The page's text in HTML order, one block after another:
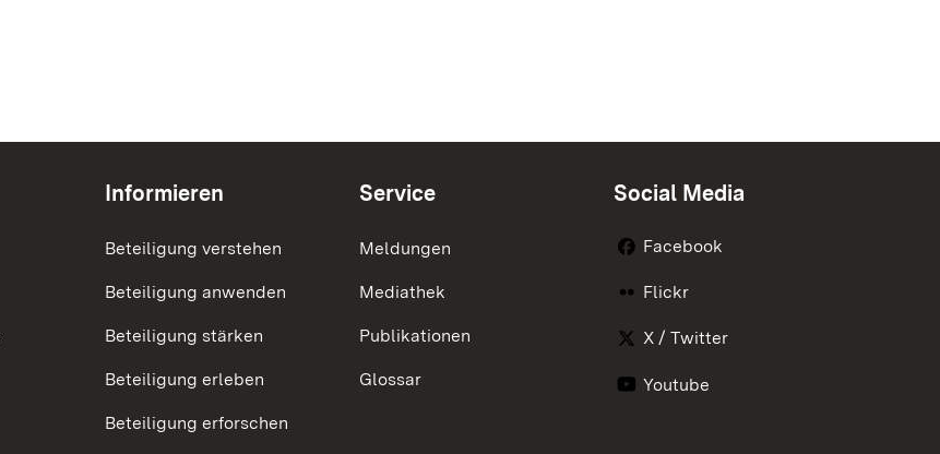
Informieren
Beteiligung verstehen
Beteiligung anwenden
Beteiligung stärken
Beteiligung erleben
Beteiligung erforschen
Service
Meldungen
Mediathek
Publikationen
Glossar
Social Media
Facebook
Flickr
X / Twitter
Youtube